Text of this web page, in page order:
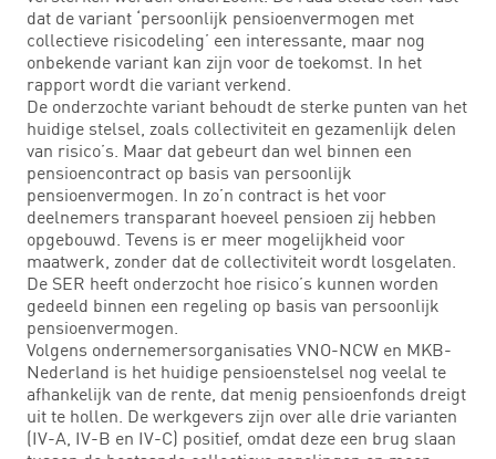
dat de variant ‘persoonlijk pensioenvermogen met
collectieve risicodeling’ een interessante, maar nog
onbekende variant kan zijn voor de toekomst. In het
rapport wordt die variant verkend.
De onderzochte variant behoudt de sterke punten van het
huidige stelsel, zoals collectiviteit en gezamenlijk delen
van risico’s. Maar dat gebeurt dan wel binnen een
pensioencontract op basis van persoonlijk
pensioenvermogen. In zo’n contract is het voor
deelnemers transparant hoeveel pensioen zij hebben
opgebouwd. Tevens is er meer mogelijkheid voor
maatwerk, zonder dat de collectiviteit wordt losgelaten.
De SER heeft onderzocht hoe risico’s kunnen worden
gedeeld binnen een regeling op basis van persoonlijk
pensioenvermogen.
Volgens ondernemersorganisaties VNO-NCW en MKB-
Nederland is het huidige pensioenstelsel nog veelal te
afhankelijk van de rente, dat menig pensioenfonds dreigt
uit te hollen. De werkgevers zijn over alle drie varianten
(IV-A, IV-B en IV-C) positief, omdat deze een brug slaan